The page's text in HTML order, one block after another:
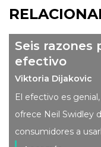
Seis razones
efectivo
Viktoria Dijakovic
El efectivo es
ofrece Neil Swidley
consumidores a